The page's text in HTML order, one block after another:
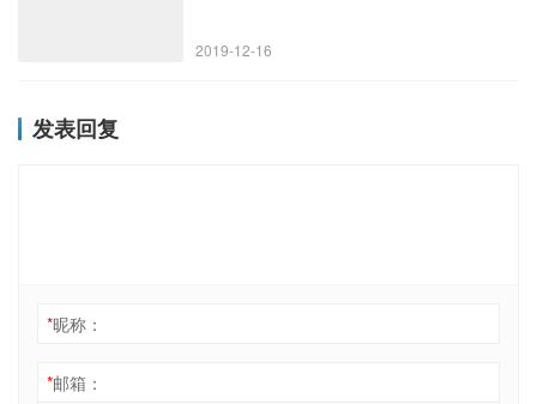
2019-12-16
发表回复
*昵称：
*邮箱：